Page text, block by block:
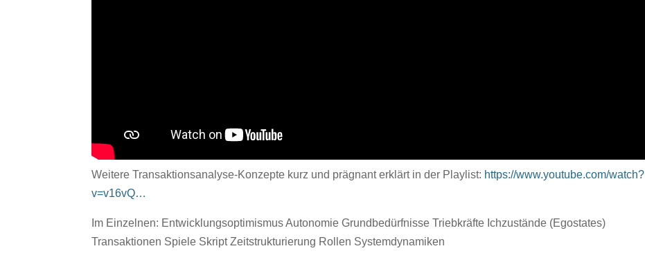
Weitere Transaktionsanalyse-Konzepte kurz und prägnant erklärt in der Playlist: https://www.youtube.com/watch?
v=v16vQ…
Im Einzelnen: Entwicklungsoptimismus Autonomie Grundbedürfnisse Triebkräfte Ichzustände (Egostates)
Transaktionen Spiele Skript Zeitstrukturierung Rollen Systemdynamiken